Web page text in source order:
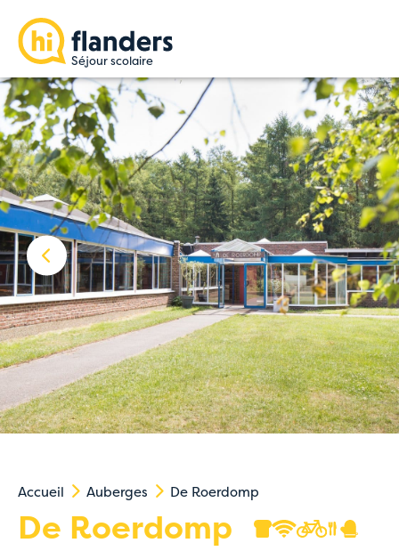
Accueil Auberges De Roerdomp
De Roerdomp